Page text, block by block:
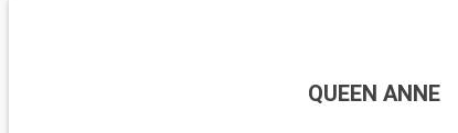
QUEEN ANNE